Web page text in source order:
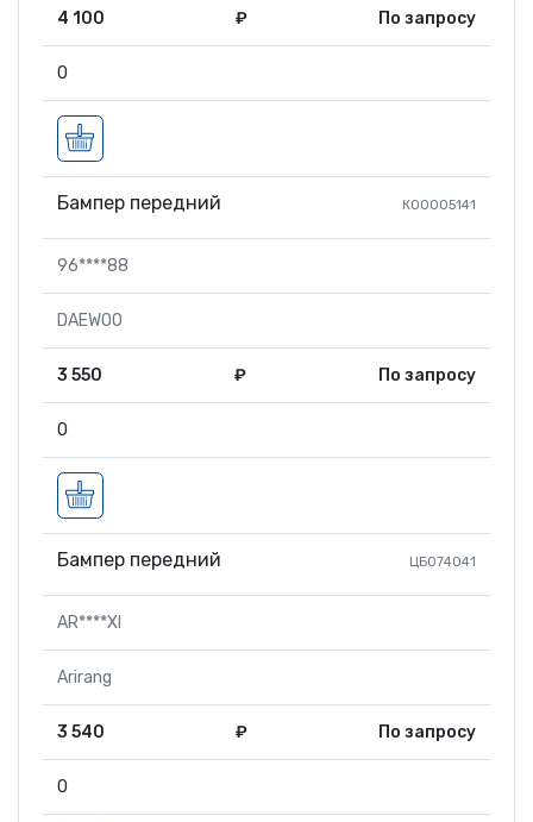
4 100 ₽ По запросу
0
Бампер передний КО0005141
96****88
DAEWOO
3 550 ₽ По запросу
0
Бампер передний ЦБ074041
AR****XI
Arirang
3 540 ₽ По запросу
0